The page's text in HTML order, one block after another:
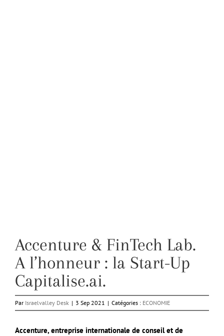
Accenture & FinTech Lab.
A l’honneur : la Start-Up
Capitalise.ai.
Par Israelvalley Desk | 3 Sep 2021 | Catégories : ECONOMIE
Accenture, entreprise internationale de conseil et de